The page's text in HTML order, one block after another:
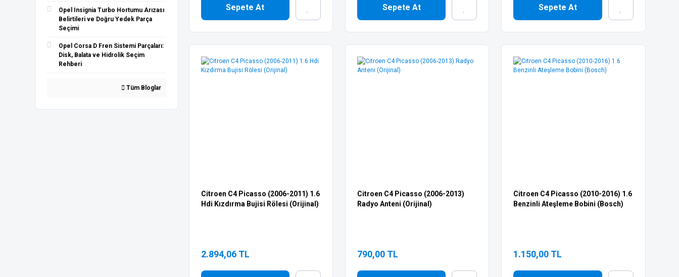
Opel Insignia Turbo Hortumu Arızası
Belirtileri ve Doğru Yedek Parça
Seçimi
Opel Corsa D Fren Sistemi Parçaları:
Disk, Balata ve Hidrolik Seçim
Rehberi
Tüm Bloglar
Sepete At Sepete At Sepete At
Citroen C4 Picasso (2006-2011) 1.6
Hdi Kızdırma Bujisi Rölesi (Orijinal)
2.894,06 TL
Citroen C4 Picasso (2006-2013)
Radyo Anteni (Orijinal)
790,00 TL
Citroen C4 Picasso (2010-2016) 1.6
Benzinli Ateşleme Bobini (Bosch)
1.150,00 TL